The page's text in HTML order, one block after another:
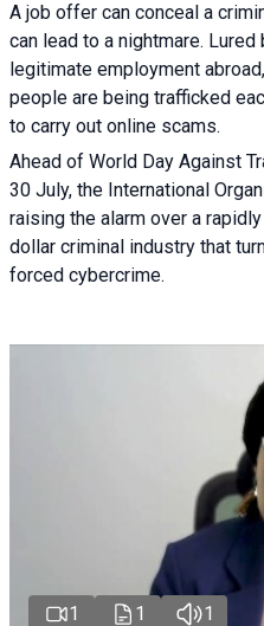
A job offer can conceal a
can lead to a nightmare.
legitimate employment
people are being trafficked
to carry out online scams.
Ahead of World Day Against
30 July, the International
raising the alarm over a
dollar criminal industry that
forced cybercrime.
1 1 1